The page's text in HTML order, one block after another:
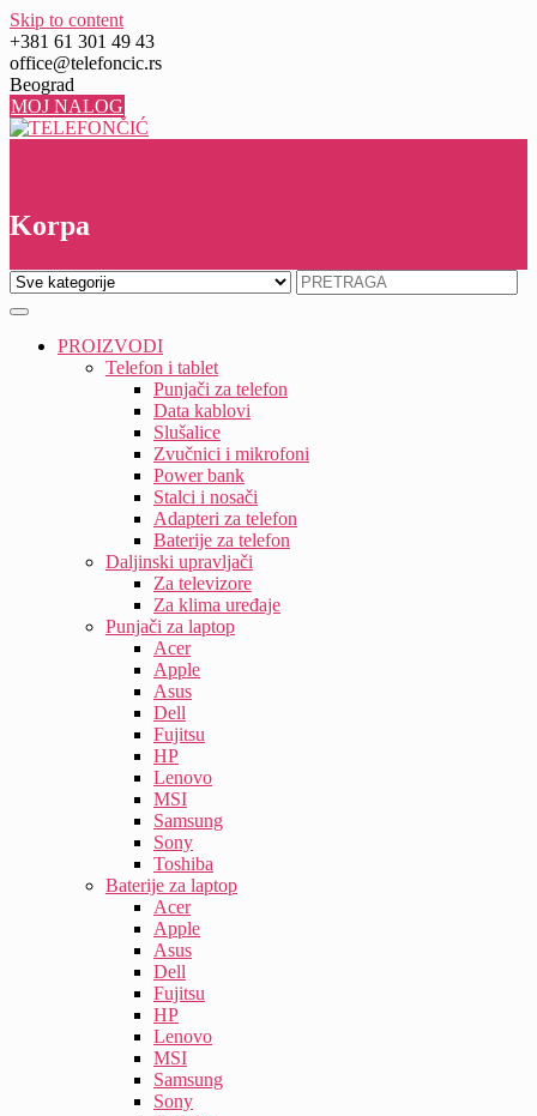
Skip to content
+381 61 301 49 43
office@telefoncic.rs
Beograd
MOJ NALOG
Korpa
PROIZVODI
Telefon i tablet
Punjači za telefon
Data kablovi
Slušalice
Zvučnici i mikrofoni
Power bank
Stalci i nosači
Adapteri za telefon
Baterije za telefon
Daljinski upravljači
Za televizore
Za klima uređaje
Punjači za laptop
Acer
Apple
Asus
Dell
Fujitsu
HP
Lenovo
MSI
Samsung
Sony
Toshiba
Baterije za laptop
Acer
Apple
Asus
Dell
Fujitsu
HP
Lenovo
MSI
Samsung
Sony